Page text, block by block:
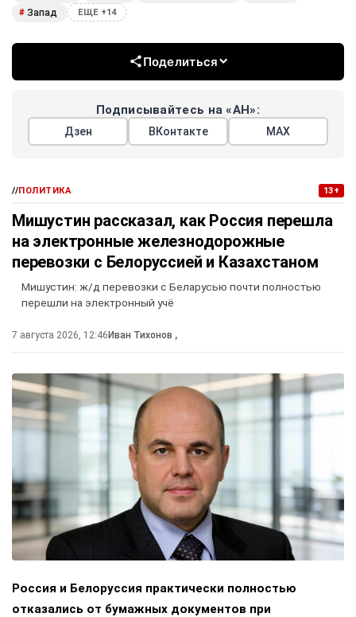
# Запад ЕЩЕ +14
Поделиться
Подписывайтесь на «АН»:
Дзен ВКонтакте МАХ
//ПОЛИТИКА 13+
Мишустин рассказал, как Россия перешла
на электронные железнодорожные
перевозки с Белоруссией и Казахстаном
Мишустин: ж/д перевозки с Беларусью почти полностью
перешли на электронный учё
7 августа 2026, 12:46Иван Тихонов ,
Россия и Белоруссия практически полностью
отказались от бумажных документов при